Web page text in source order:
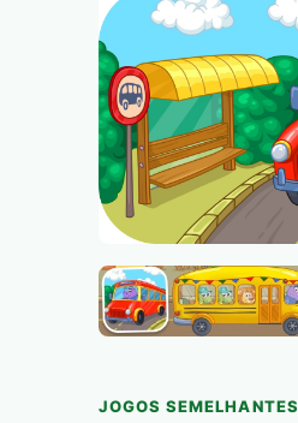
JOGOS SEMELHANTES